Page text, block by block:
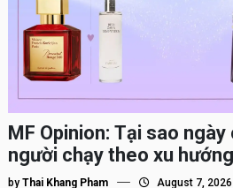
MF Opinion: Tại sao ngày
người chạy theo xu
Dupe”?
by Thai Khang Pham August 7, 2026